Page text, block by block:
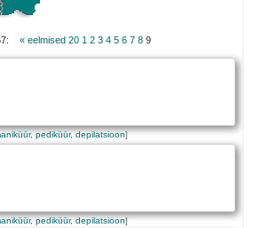
« eelmised 20 1 2 3 4 5 6 7 8 9
pediküür, depilatsioon]
pediküür, depilatsioon]